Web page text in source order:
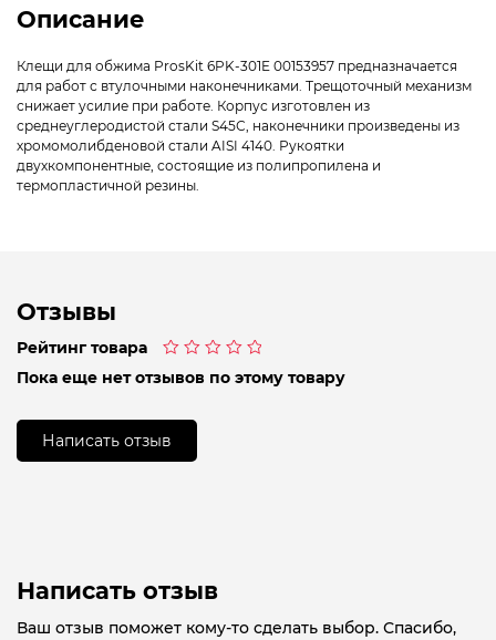
Описание
Клещи для обжима ProsKit 6PK-301E 00153957 предназначается
для работ с втулочными наконечниками. Трещоточный механизм
снижает усилие при работе. Корпус изготовлен из
среднеуглеродистой стали S45С, наконечники произведены из
хромомолибденовой стали AISI 4140. Рукоятки
двухкомпонентные, состоящие из полипропилена и
термопластичной резины.
Отзывы
Рейтинг товара
0
Пока еще нет отзывов по этому товару
Написать отзыв
Написать отзыв
Ваш отзыв поможет кому-то сделать выбор. Спасибо,